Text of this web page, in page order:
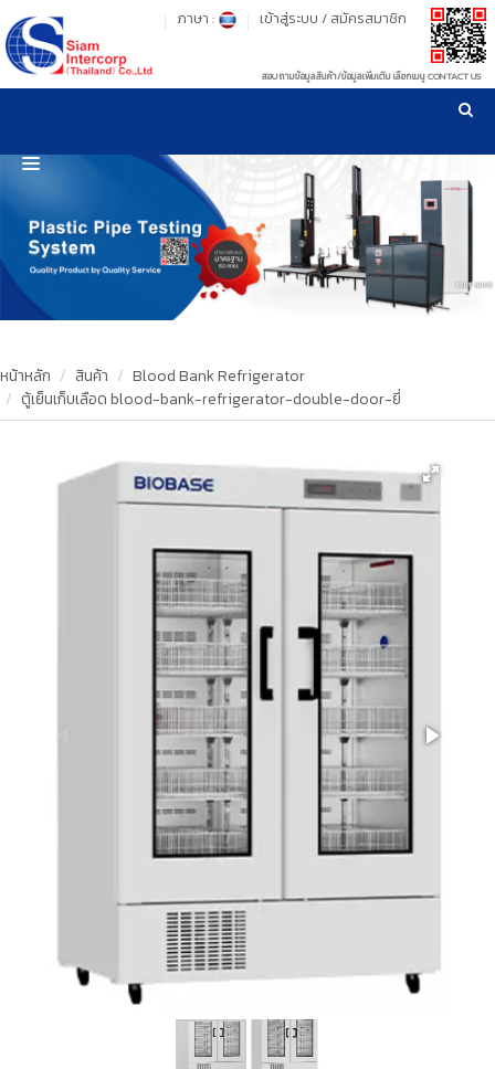
รู้ลึก รู้จริง เรื่องเครื่องมือทดสอบวัสดุ ! ยืน 1 เรื่องมาตรฐานการให้บริการ
เข้าสู่ระบบ / สมัครสมาชิก
ภาษา :
สอบถามข้อมูลสินค้า/ข้อมูลเพิ่มเติม เลือกเมนู CONTACT US
HOME
PRODUCT
OUR CLIENTS
OUR WORKS
CALIBRATION
CONTACT US
หน้าหลัก สินค้า
Blood Bank Refrigerator
ตู้เย็นเก็บเลือด blood-bank-refrigerator-double-door-ยี่